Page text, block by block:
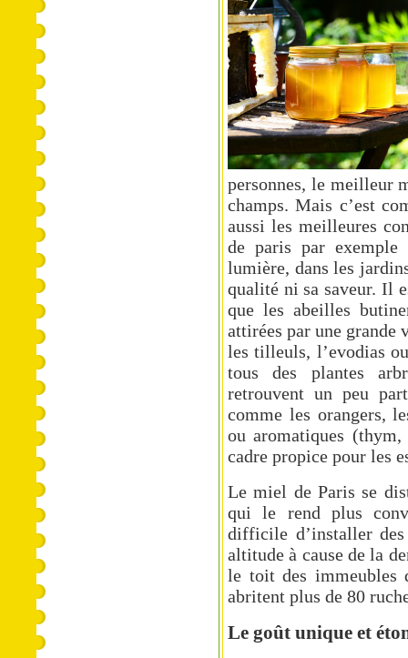
personnes, le meilleur
champs. Mais c’est
aussi les meilleures
de paris par
lumière, dans les
qualité ni sa saveur. Il
que les abeilles
attirées par une grande
les tilleuls, l’evodias
tous des plantes
retrouvent un peu
comme les orangers,
ou aromatiques
cadre propice pour les
Le miel de Paris se
qui le rend plus
difficile d’installer des
altitude à cause de la
le toit des immeubles
abritent plus de 80
Le goût unique et